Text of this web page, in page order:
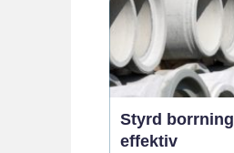
Styrd borrning
effektiv